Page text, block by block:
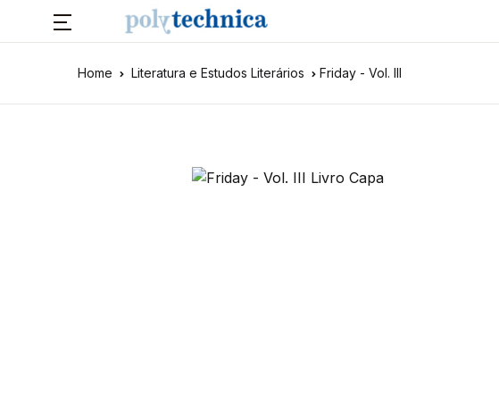
Home Literatura e Estudos Literários Friday - Vol. III